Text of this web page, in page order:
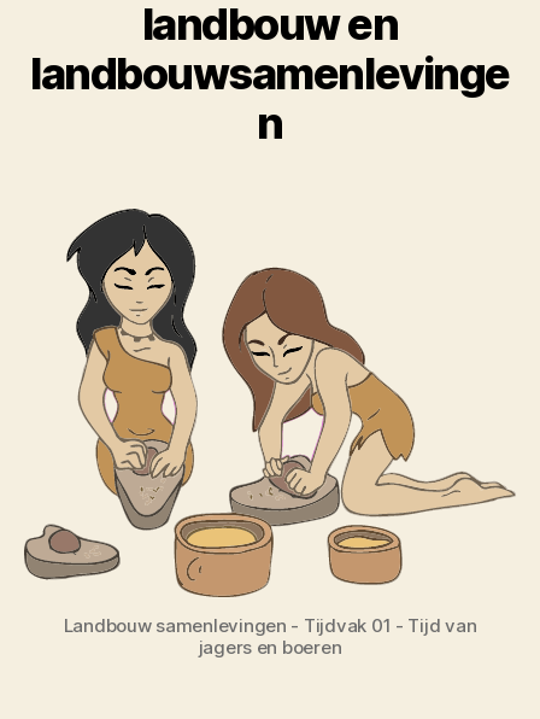
landbouw en
landbouwsamenlevinge
n
Landbouw samenlevingen - Tijdvak 01 - Tijd van
jagers en boeren